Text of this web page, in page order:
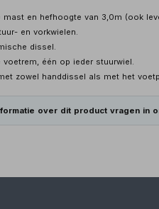
mast en hefhoogte van 3,0m (ook
en vorkwielen.
dissel.
voetrem, één op ieder stuurwiel.
zowel handdissel als met het
over dit product vragen in